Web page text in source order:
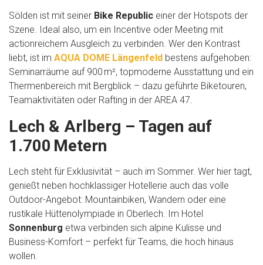
Sölden ist mit seiner Bike Republic einer der Hotspots der
Szene. Ideal also, um ein Incentive oder Meeting mit
actionreichem Ausgleich zu verbinden. Wer den Kontrast
liebt, ist im AQUA DOME Längenfeld bestens aufgehoben:
Seminarräume auf 900 m², topmoderne Ausstattung und ein
Thermenbereich mit Bergblick – dazu geführte Biketouren,
Teamaktivitäten oder Rafting in der AREA 47.
Lech & Arlberg – Tagen auf
1.700 Metern
Lech steht für Exklusivität – auch im Sommer. Wer hier tagt,
genießt neben hochklassiger Hotellerie auch das volle
Outdoor-Angebot: Mountainbiken, Wandern oder eine
rustikale Hüttenolympiade in Oberlech. Im Hotel
Sonnenburg etwa verbinden sich alpine Kulisse und
Business-Komfort – perfekt für Teams, die hoch hinaus
wollen.